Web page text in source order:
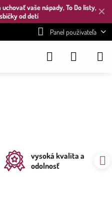
✕
vaše nápady, To Do listy,
od detí
Panel používateľa
vysoká kvalita a
odolnosť